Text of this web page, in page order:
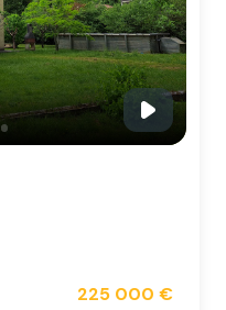
225 000 €